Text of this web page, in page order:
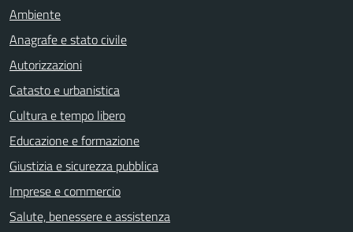
Ambiente
Anagrafe e stato civile
Autorizzazioni
Catasto e urbanistica
Cultura e tempo libero
Educazione e formazione
Giustizia e sicurezza pubblica
Imprese e commercio
Salute, benessere e assistenza